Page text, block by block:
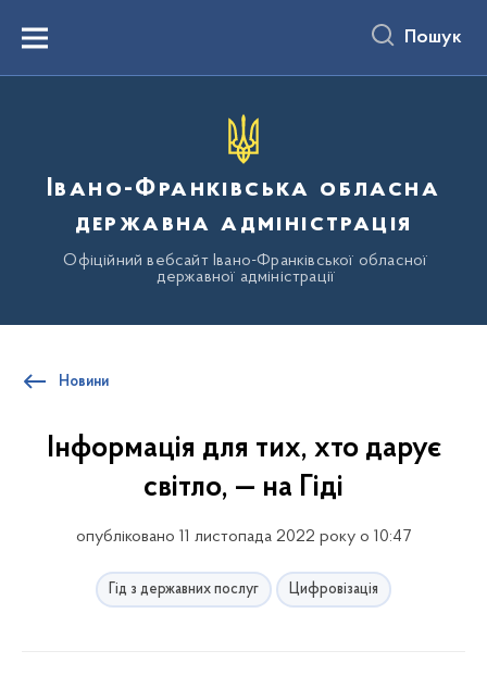
вмістуMenu Пошук
Івано-Франківська обласна
державна адміністрація
Офіційний вебсайт Івано-Франківської обласної
державної адміністрації
Новини
Інформація для тих, хто дарує
світло, — на Гіді
опубліковано 11 листопада 2022 року о 10:47
Гід з державних послуг Цифровізація